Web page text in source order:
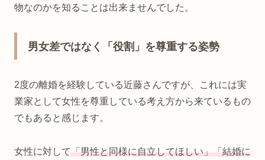
物なのかを知ることは出来ませんでした。
男女差ではなく「役割」を尊重する姿勢
2度の離婚を経験している近藤さんですが、これには実
業家として女性を尊重している考え方から来ているもの
でもあると感じます。
女性に対して「男性と同様に自立してほしい」「結婚に